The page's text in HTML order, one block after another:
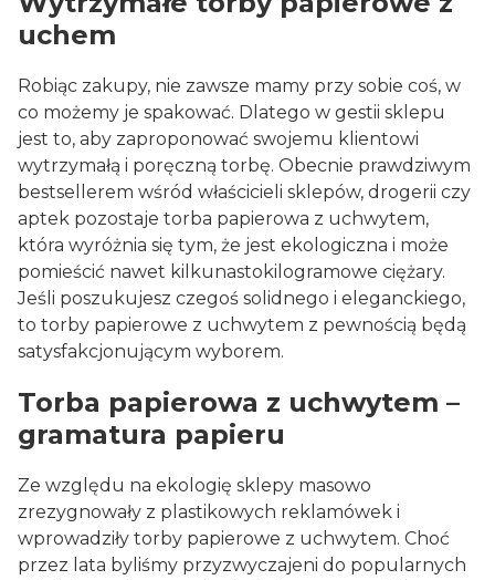
uchem
Robiąc zakupy, nie zawsze mamy przy sobie coś, w
co możemy je spakować. Dlatego w gestii sklepu
jest to, aby zaproponować swojemu klientowi
wytrzymałą i poręczną torbę. Obecnie prawdziwym
bestsellerem wśród właścicieli sklepów, drogerii czy
aptek pozostaje torba papierowa z uchwytem,
która wyróżnia się tym, że jest ekologiczna i może
pomieścić nawet kilkunastokilogramowe ciężary.
Jeśli poszukujesz czegoś solidnego i eleganckiego,
to torby papierowe z uchwytem z pewnością będą
satysfakcjonującym wyborem.
Torba papierowa z uchwytem –
gramatura papieru
Ze względu na ekologię sklepy masowo
zrezygnowały z plastikowych reklamówek i
wprowadziły torby papierowe z uchwytem. Choć
przez lata byliśmy przyzwyczajeni do popularnych